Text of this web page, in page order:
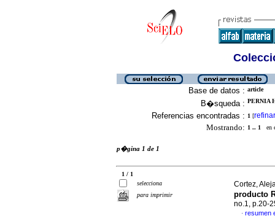
Base de datos : article
B�squeda : PERNIA
Referencias encontradas : 1 [refinar
Mostrando: 1 .. 1 en
p�gina 1 de 1
1 / 1
selecciona
para imprimir
Cortez,
producto
no.1, p.20-
· resumen